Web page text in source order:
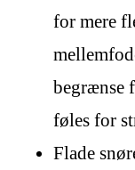
for mere
begrænse
føles for
Flade